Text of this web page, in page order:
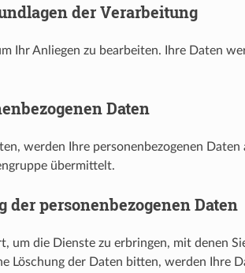
der Verarbeitung
Ihr Anliegen zu bearbeiten. Ihre Daten
Daten
werden Ihre personenbezogenen Daten
übermittelt.
der personenbezogenen Daten
um die Dienste zu erbringen, mit denen
Löschung der Daten bitten, werden Ihre